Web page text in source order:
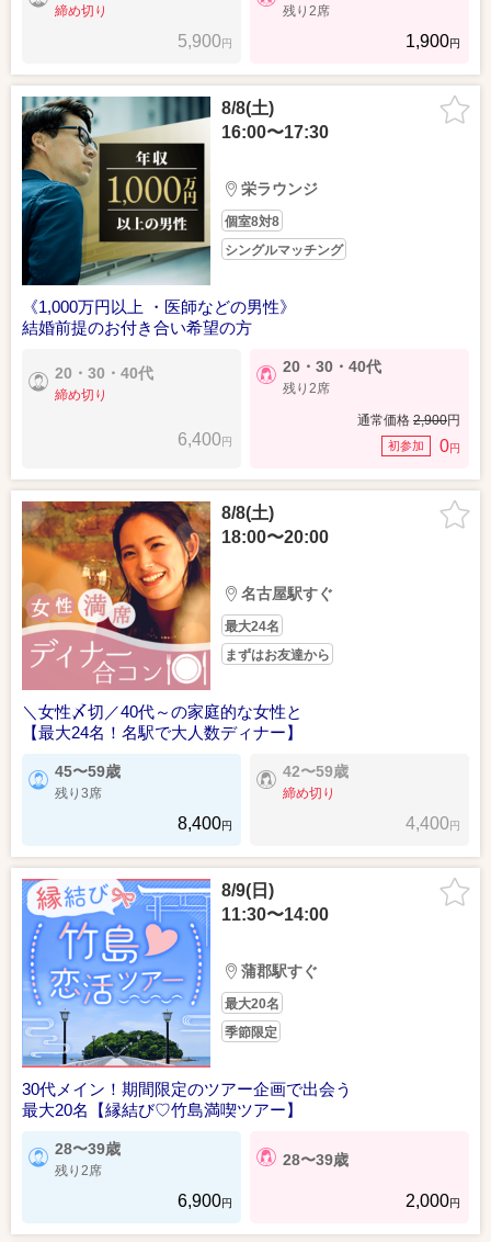
締め切り
5,900円
残り2席
1,900円
8/8(土)
16:00〜17:30
栄ラウンジ
個室8対8
シングルマッチング
《1,000万円以上 ・医師などの男性》
結婚前提のお付き合い希望の方
20・30・40代
締め切り
6,400円
20・30・40代
残り2席
通常価格 2,900円
初参加 0円
8/8(土)
18:00〜20:00
名古屋駅すぐ
最大24名
まずはお友達から
＼女性〆切／40代～の家庭的な女性と
【最大24名！名駅で大人数ディナー】
45〜59歳
残り3席
8,400円
42〜59歳
締め切り
4,400円
8/9(日)
11:30〜14:00
蒲郡駅すぐ
最大20名
季節限定
30代メイン！期間限定のツアー企画で出会う
最大20名【縁結び♡竹島満喫ツアー】
28〜39歳
残り2席
6,900円
28〜39歳
2,000円